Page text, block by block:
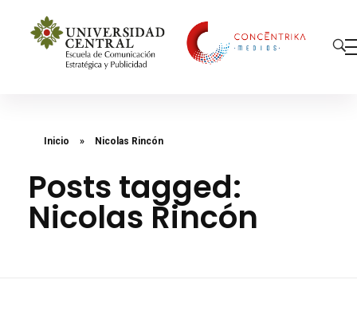
Inicio » Nicolas Rincón
Posts tagged:
Nicolas Rincón